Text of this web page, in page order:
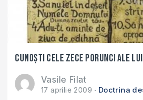
Cunoşti cele Zece Porunci ale lui
Vasile Filat
17 aprilie 2009 Doctrina